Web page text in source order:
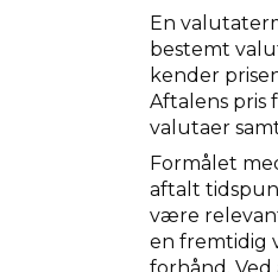
En
bestemt
kender
Aftalens pris
valutaer
Formålet
aftalt
være
en fremtidig